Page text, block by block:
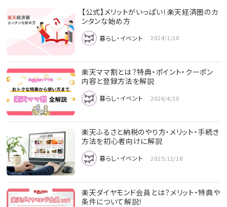
【公式】メリットがいっぱい！楽天経済圏のカ
ンタンな始め方
暮らし・イベント 2024/1/10
楽天ママ割とは？特典・ポイント・クーポン
内容と登録方法を解説
暮らし・イベント 2026/4/10
楽天ふるさと納税のやり方・メリット・手続き
方法を初心者向けに解説
暮らし・イベント 2025/12/18
楽天ダイヤモンド会員とは？メリット・特典や
条件について解説！